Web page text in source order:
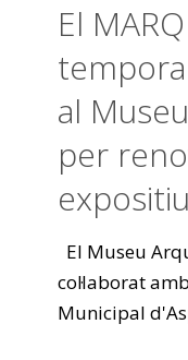
El
al
per
expositiu
El Museu
col·laborat
Municipal